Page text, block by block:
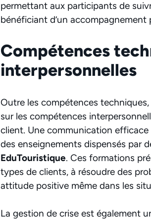
permettant aux participants de
bénéficiant d’un accompagnement
Compétences
interpersonnelles
Outre les compétences
sur les compétences
client. Une communication
des enseignements dispensés par
EduTouristique. Ces formations
types de clients, à résoudre des
attitude positive même dans les
La gestion de crise est également